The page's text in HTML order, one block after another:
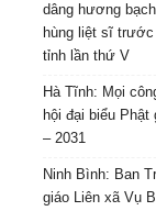
dâng hương
hùng liệt sĩ
tỉnh lần thứ V
Hà Tĩnh: Mọi
hội đại biểu
– 2031
Ninh Bình: Ban
giáo Liên xã Vụ